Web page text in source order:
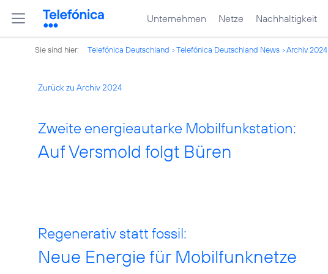
Unternehmen Netze Nachhaltigkeit
Sie sind hier: Telefónica Deutschland Telefónica Deutschland News Archiv 2024
Zurück zu Archiv 2024
Zweite energieautarke Mobilfunkstation:
Auf Versmold folgt Büren
Regenerativ statt fossil:
Neue Energie für Mobilfunknetze